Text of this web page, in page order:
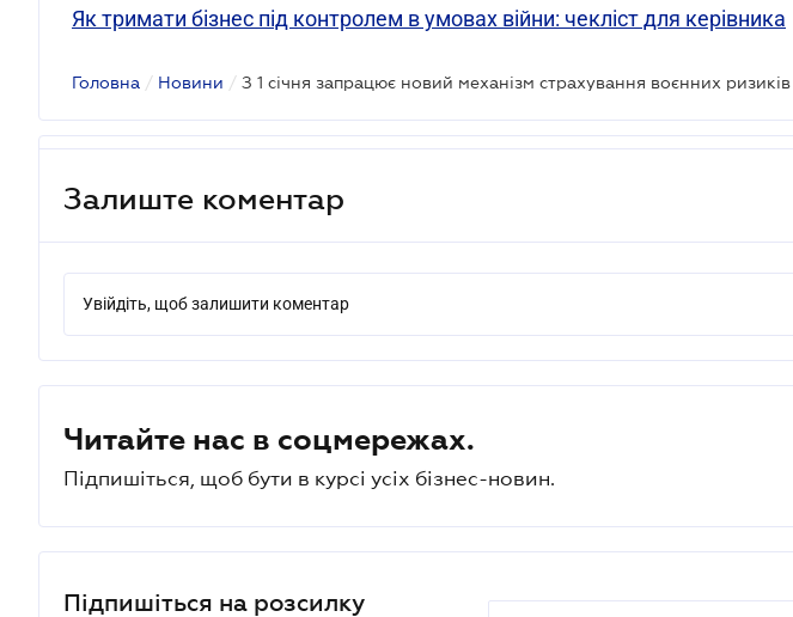
Як тримати бізнес під контролем в умовах війни: чекліст для керівника
Головна / Новини / З 1 січня запрацює новий механізм страхування воєнних ризиків
Залиште коментар
Увійдіть, щоб залишити коментар
Читайте нас в соцмережах.
Підпишіться, щоб бути в курсі усіх бізнес-новин.
Підпишіться на розсилку